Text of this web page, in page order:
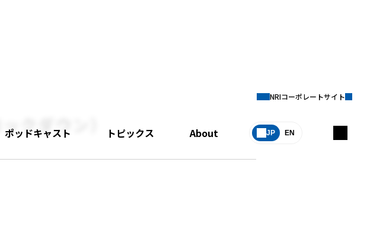
ポッドキャスト トピックス About JP EN
NRIコーポレートサイト
クダウン）